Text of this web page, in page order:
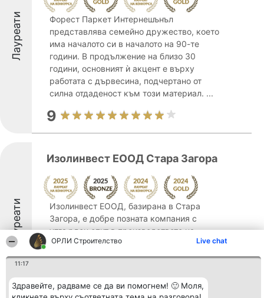
ОРЛИ Строителство Live chat
11:17
Здравейте, радваме се да ви помогнем! 🙂 Моля,
Лауреати
Форест Паркет Интернешънъл
представлява семейно дружество, което
има началото си в началото на 90-те
години. В продължение на близо 30
години, основният ѝ акцент е върху
работата с дървесина, подчертано от
силна отдаденост към този материал. ...
9
Лауреати
Изолинвест ЕOOД Стара Загора
Изолинвест ЕООД, базирана в Стара
Загора, е добре позната компания с
утвърден опит в производството на
изолационни материали за строителната
индустрия. Дейността ѝ е съсредоточена
плоскости от експандиран ...